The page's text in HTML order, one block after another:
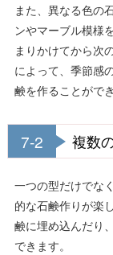
また、異なる色の
ンやマーブル模様
まりかけてから次
によって、季節感
鹸を作ることがで
7-2 複数
一つの型だけでな
的な石鹸作りが楽
鹸に埋め込んだり
できます。